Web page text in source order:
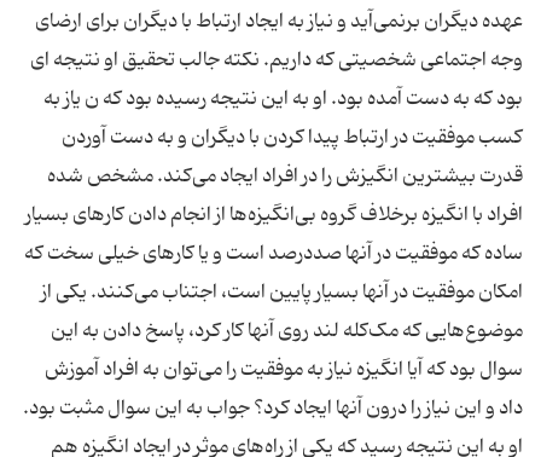
عهده دیگران برنمی‌آید و نیاز به ایجاد ارتباط با دیگران برای ارضای
وجه اجتماعی شخصیتی که داریم. نکته جالب تحقیق او نتیجه ای
بود که به دست آمده بود. او به این نتیجه رسیده بود که ن یاز به
کسب موفقیت در ارتباط پیدا کردن با دیگران و به دست آوردن
قدرت بیشترین انگیزش را در افراد ایجاد می‌کند. مشخص شده
افراد با انگیزه برخلاف گروه بی‌انگیزه‌ها از انجام دادن کارهای بسیار
ساده که موفقیت در آنها صددرصد است و یا کارهای خیلی سخت که
امکان موفقیت در آنها بسیار پایین است، اجتناب می‌کنند. یکی از
موضوع‌هایی که مک‌‌کله‌ لند روی آنها کار کرد، پاسخ دادن به این
سوال بود که آیا انگیزه نیاز به موفقیت را می‌توان به افراد‌ آموزش
داد و این نیاز را درون آنها ایجاد کرد؟ جواب به این سوال مثبت بود.
او به این نتیجه رسید که یکی از راه‌های موثر در ایجاد انگیزه هم